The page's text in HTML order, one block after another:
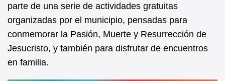
parte de una serie de actividades gratuitas
organizadas por el municipio, pensadas para
conmemorar la Pasión, Muerte y Resurrección de
Jesucristo, y también para disfrutar de encuentros
en familia.